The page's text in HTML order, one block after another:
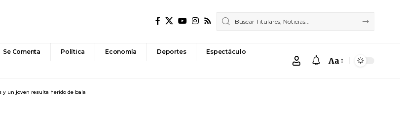
Se Comenta Política Economía Deportes Espectáculo
Font
Aa
y un joven resulta herido de bala